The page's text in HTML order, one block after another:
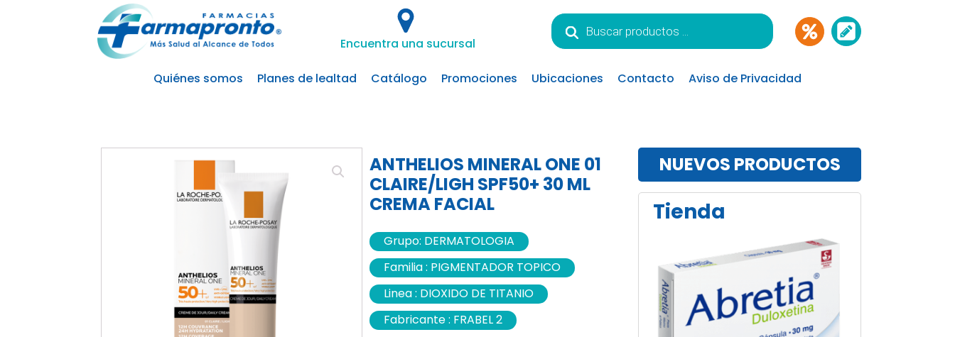
Encuentra una sucursal
Búsqueda
de
productos
Quiénes somos Planes de lealtad Catálogo Promociones Ubicaciones Contacto Aviso de Privacidad
ANTHELIOS MINERAL ONE 01
CLAIRE/LIGH SPF50+ 30 ML
CREMA FACIAL
Grupo: DERMATOLOGIA
Familia : PIGMENTADOR TOPICO
Linea : DIOXIDO DE TITANIO
Fabricante : FRABEL 2
NUEVOS PRODUCTOS
Tienda